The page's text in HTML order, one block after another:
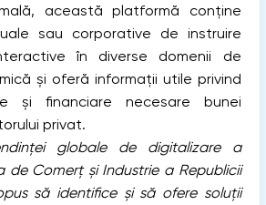
această platformă conține
sau corporative de instruire
în diverse domenii de
și oferă informații utile privind
și financiare necesare bunei
privat.
globale de digitalizare a
de Comerț și Industrie a Republicii
să identifice și să ofere soluții